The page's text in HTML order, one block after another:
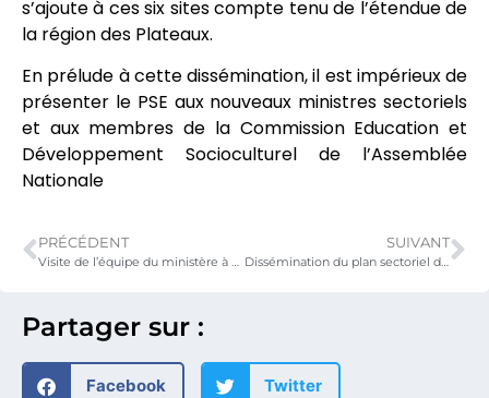
Partager sur :
Facebook Twitter
s’ajoute à ces six sites compte tenu de l’étendue de
la région des Plateaux.
En prélude à cette dissémination, il est impérieux de
présenter le PSE aux nouveaux ministres sectoriels
et aux membres de la Commission Education et
Développement Socioculturel de l’Assemblée
Nationale
PRÉCÉDENT SUIVANT
Dissémination du plan sectoriel de l’éducation (PSE) 2020-2030 dans la région de la Kara le 17 novembre 2020